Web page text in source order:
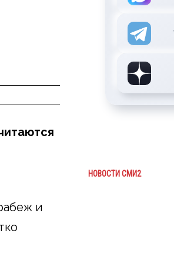
и
НОВОСТИ СМИ2